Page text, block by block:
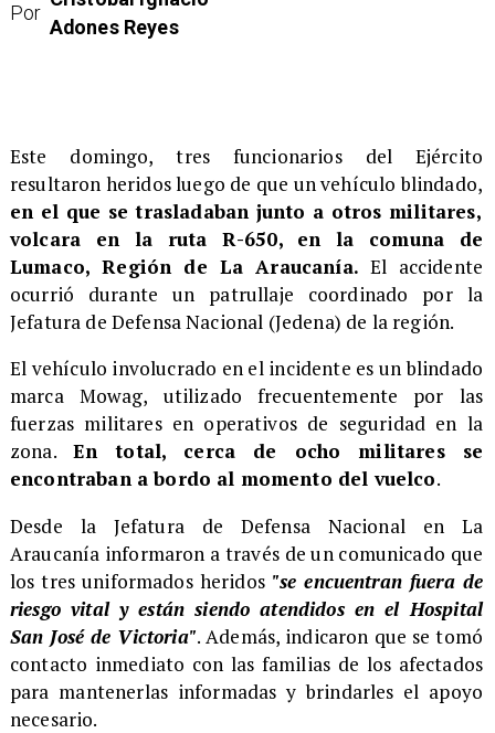
Por
Adones Reyes
Este domingo, tres funcionarios del Ejército
resultaron heridos luego de que un vehículo blindado,
en el que se trasladaban junto a otros militares,
volcara en la ruta R-650, en la comuna de
Lumaco, Región de La Araucanía.El accidente
ocurrió durante un patrullaje coordinado por la
Jefatura de Defensa Nacional (Jedena) de la región.
El vehículo involucrado en el incidente es un blindado
marca Mowag, utilizado frecuentemente por las
fuerzas militares en operativos de seguridad en la
zona. En total, cerca de ocho militares se
encontraban a bordo al momento del vuelco.
Desde la Jefatura de Defensa Nacional en La
Araucanía informaron a través de un comunicado que
los tres uniformados heridos "se encuentran fuera de
riesgo vital y están siendo atendidos en el Hospital
San José de Victoria". Además, indicaron que se tomó
contacto inmediato con las familias de los afectados
para mantenerlas informadas y brindarles el apoyo
necesario.